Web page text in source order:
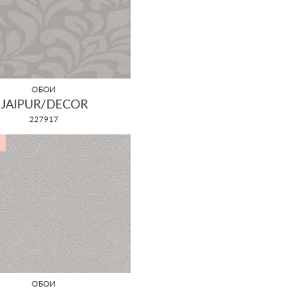
ОБОИ
JAIPUR/DECOR
227917
ОБОИ